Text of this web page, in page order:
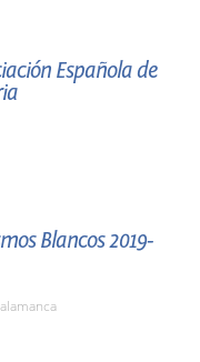
Española de
Blancos 2019-